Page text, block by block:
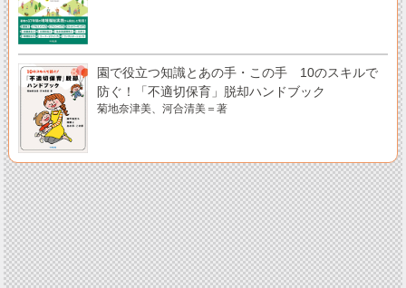
園で役立つ知識とあの手・この手 10のスキルで
防ぐ！「不適切保育」脱却ハンドブック
菊地奈津美、河合清美＝著